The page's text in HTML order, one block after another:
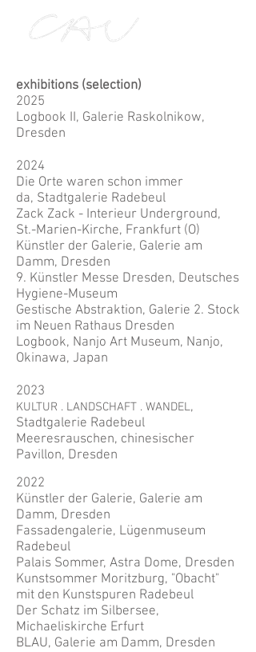
exhibitions (selection)
​2025
Logbook II, Galerie Raskolnikow,
Dresden
2024
Die Orte waren schon immer
da, Stadtgalerie Radebeul
Zack Zack - Interieur Underground,
St.-Marien-Kirche, Frankfurt (O)
Künstler der Galerie, Galerie am
Damm, Dresden
9. Künstler Messe Dresden, Deutsches
Hygiene-Museum
Gestische Abstraktion, Galerie 2. Stock
im Neuen Rathaus Dresden
Logbook, Nanjo Art Museum, Nanjo,
Okinawa, Japan
2023
KULTUR . LANDSCHAFT . WANDEL,
Stadtgalerie Radebeul
Meeresrauschen, chinesischer
Pavillon, Dresden
2022
Künstler der Galerie, Galerie am
Damm, Dresden
Fassadengalerie, Lügenmuseum
Radebeul
Palais Sommer, Astra Dome, Dresden
Kunstsommer Moritzburg, "Obacht"
mit den Kunstspuren Radebeul
Der Schatz im Silbersee,
Michaeliskirche Erfurt
BLAU, Galerie am Damm, Dresden